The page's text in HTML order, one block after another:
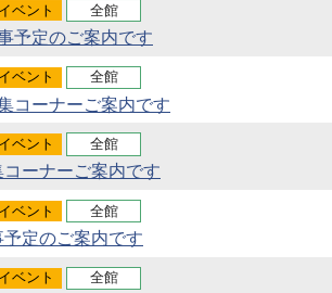
イベント 全館
予定のご案内です
イベント 全館
コーナーご案内です
イベント 全館
ーナーご案内です
イベント 全館
定のご案内です
イベント 全館